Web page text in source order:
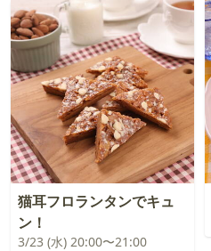
猫耳フロランタンでキュ
ン！
3/23 (水) 20:00〜21:00